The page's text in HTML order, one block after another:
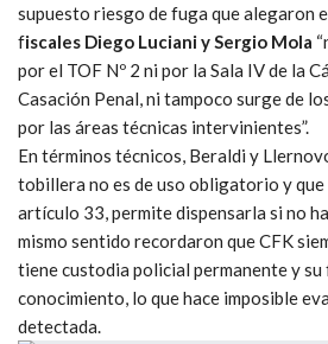
supuesto riesgo de fuga que alegaron
fiscales Diego Luciani y Sergio Mola
por el TOF Nº 2 ni por la Sala IV de la
Casación Penal, ni tampoco surge de
por las áreas técnicas intervinientes”.
En términos técnicos, Beraldi y
tobillera no es de uso obligatorio y que
artículo 33, permite dispensarla si no
mismo sentido recordaron que CFK
tiene custodia policial permanente y su
conocimiento, lo que hace imposible
detectada.